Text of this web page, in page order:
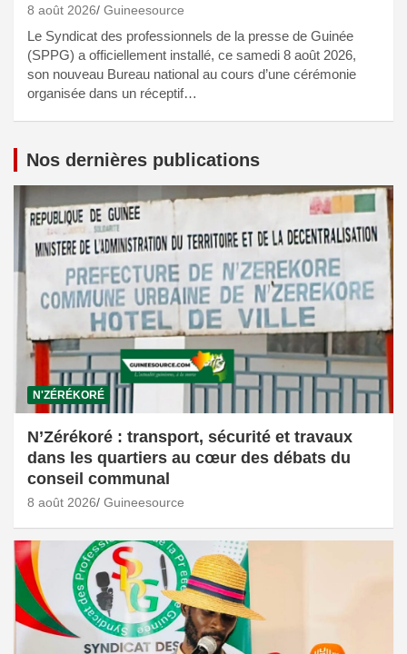
8 août 2026 Guineesource
Le Syndicat des professionnels de la presse de Guinée
(SPPG) a officiellement installé, ce samedi 8 août 2026,
son nouveau Bureau national au cours d’une cérémonie
organisée dans un réceptif…
Nos dernières publications
N'ZÉRÉKORÉ
N’Zérékoré : transport, sécurité et travaux
dans les quartiers au cœur des débats du
conseil communal
8 août 2026 Guineesource